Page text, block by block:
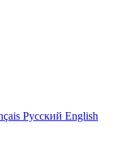
Русский English